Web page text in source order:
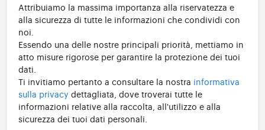
Attribuiamo la massima importanza alla riservatezza e
alla sicurezza di tutte le informazioni che condividi con
noi.
Essendo una delle nostre principali priorità, mettiamo in
atto misure rigorose per garantire la protezione dei tuoi
dati.
Ti invitiamo pertanto a consultare la nostra informativa
sulla privacy dettagliata, dove troverai tutte le
informazioni relative alla raccolta, all'utilizzo e alla
sicurezza dei tuoi dati personali.